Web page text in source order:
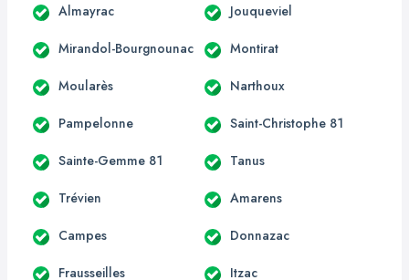
Almayrac Jouqueviel
Mirandol-Bourgnounac Montirat
Moularès Narthoux
Pampelonne Saint-Christophe 81
Sainte-Gemme 81 Tanus
Trévien Amarens
Campes Donnazac
Frausseilles Itzac